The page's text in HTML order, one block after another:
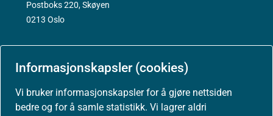
Informasjonskapsler (cookies)
Vi bruker informasjonskapsler for å gjøre nettsiden
bedre og for å samle statistikk. Vi lagrer aldri
Postboks 220, Skøyen
0213 Oslo
Aktuelt